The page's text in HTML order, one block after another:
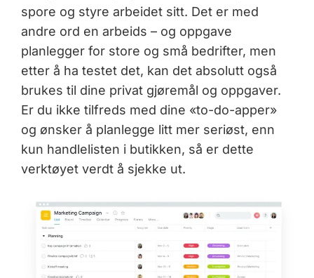
spore og styre arbeidet sitt. Det er med
andre ord en arbeids – og oppgave
planlegger for store og små bedrifter, men
etter å ha testet det, kan det absolutt også
brukes til dine privat gjøremål og oppgaver.
Er du ikke tilfreds med dine «to-do-apper»
og ønsker å planlegge litt mer seriøst, enn
kun handlelisten i butikken, så er dette
verktøyet verdt å sjekke ut.